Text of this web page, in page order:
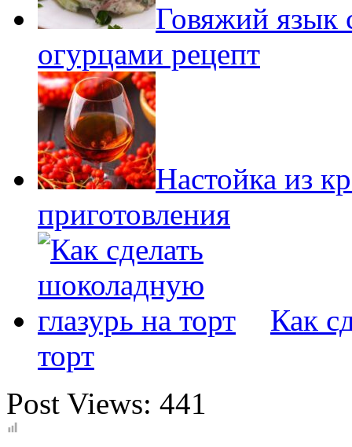
Говяжий язык
огурцами рецепт
Настойка из
приготовления
Как
торт
Post Views: 441